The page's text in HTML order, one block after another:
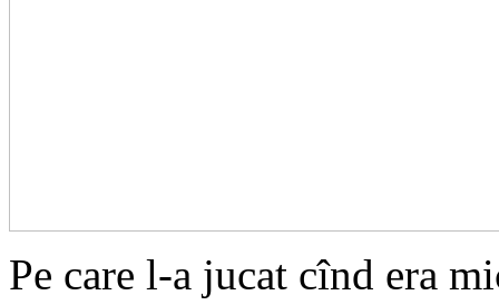
Pe care l-a jucat cînd era